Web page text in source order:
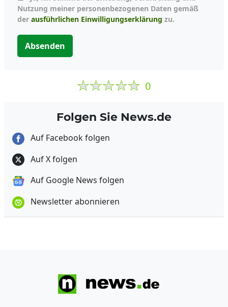
Nutzung meiner personenbezogenen Daten gemäß
der ausführlichen Einwilligungserklärung zu.
Absenden
0
Folgen Sie News.de
Auf Facebook folgen
Auf X folgen
Auf Google News folgen
Newsletter abonnieren